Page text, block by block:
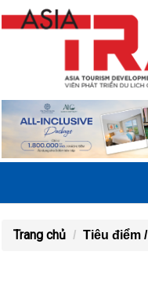
Trang chủ Tiêu điểm /